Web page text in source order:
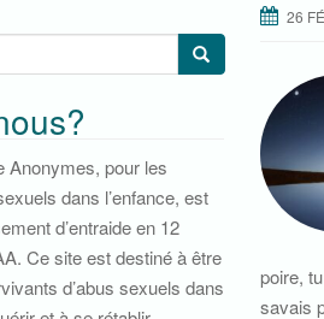
26
poire,
savais
Anonymes, pour les
dans l’enfance, est
d’entraide en 12
Ce site est destiné à être
d’abus sexuels dans